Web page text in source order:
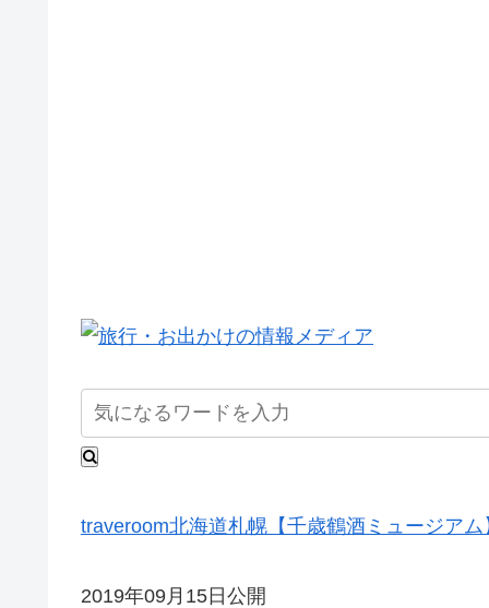
traveroom北海道札幌 【千歳鶴酒ミュージア
2019年09月15日公開